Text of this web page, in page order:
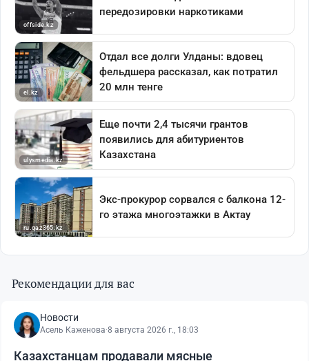
Рекомендации для вас
Новости
Асель Каженова·8 августа 2026 г., 18:03
Казахстанцам продавали мясные